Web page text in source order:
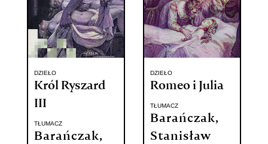
DZIEŁO
Król Ryszard
III
TŁUMACZ
Barańczak,
DZIEŁO
Romeo i Julia
TŁUMACZ
Barańczak,
Stanisław